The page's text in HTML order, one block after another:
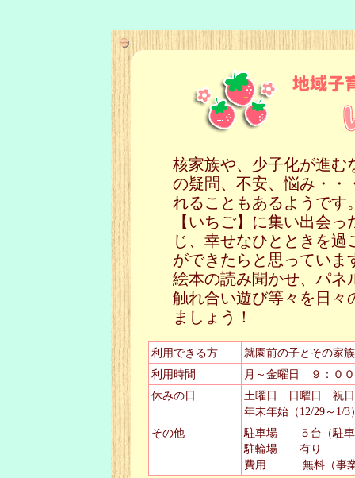
核家族や、少子化が進む
の疑問、不安、悩み・・
れることもあるようです
【いちご】に集い出会
じ、幸せなひとときを
ができたらと思っていま
絵本の読み聞かせ、パネ
触れ合い遊び等々を日々
ましょう！
利用できる方
就園前の子とその家族
利用時間
月～金曜日 ９：０
休みの日
土曜日 日曜日 祝日
年末年始（12/29～
その他
駐車場 ５台（駐車
駐輪場 有り
費用 無料（事業に